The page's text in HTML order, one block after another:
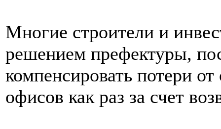
Многие строители и
решением префектуры,
компенсировать потери
офисов как раз за счет